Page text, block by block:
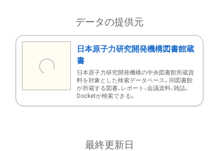
データの提供元
日本原子力研究開発機構図書館蔵
書
日本原子力研究開発機構の中央図書館所蔵資
料を対象とした検索データベース。同図書館
が所蔵する図書、レポート、会議資料、雑誌、
Docketが検索できる。
最終更新日